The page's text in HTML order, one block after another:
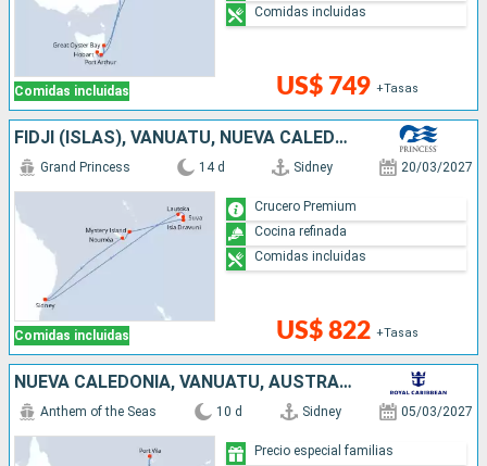
Comidas incluidas US$ 749 +Tasas
Comidas incluidas
FIDJI (ISLAS), VANUATU, NUEVA CALEDONIA, AUSTRALIA
Comidas incluidas
Grand Princess 14 d Sidney 20/03/2027
US$ 822 +Tasas
Crucero Premium
Cocina refinada
Comidas incluidas
NUEVA CALEDONIA, VANUATU, AUSTRALIA
Anthem of the Seas 10 d Sidney 05/03/2027
Precio especial familias